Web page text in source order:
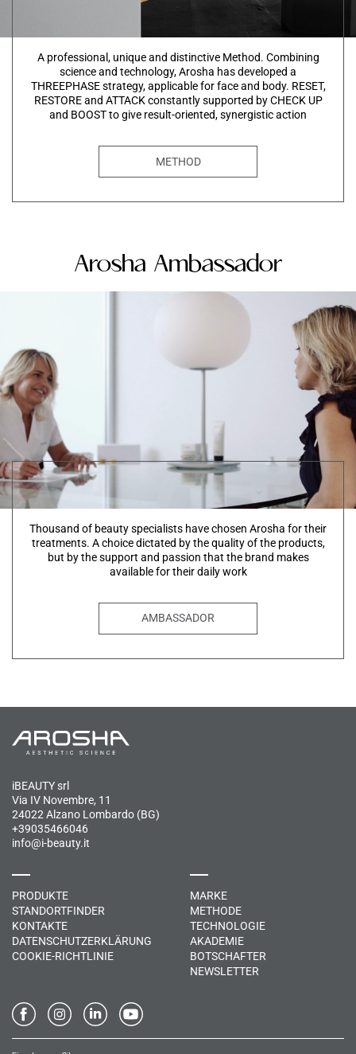
A professional, unique and distinctive Method. Combining
science and technology, Arosha has developed a
THREEPHASE strategy, applicable for face and body. RESET,
RESTORE and ATTACK constantly supported by CHECK UP
and BOOST to give result-oriented, synergistic action
METHOD
Arosha Ambassador
Thousand of beauty specialists have chosen Arosha for their
treatments. A choice dictated by the quality of the products,
but by the support and passion that the brand makes
available for their daily work
AMBASSADOR
iBEAUTY srl
Via IV Novembre, 11
24022 Alzano Lombardo (BG)
+39035466046
info@i-beauty.it
PRODUKTE
STANDORTFINDER
KONTAKTE
DATENSCHUTZERKLÄRUNG
COOKIE-RICHTLINIE
MARKE
METHODE
TECHNOLOGIE
AKADEMIE
BOTSCHAFTER
NEWSLETTER